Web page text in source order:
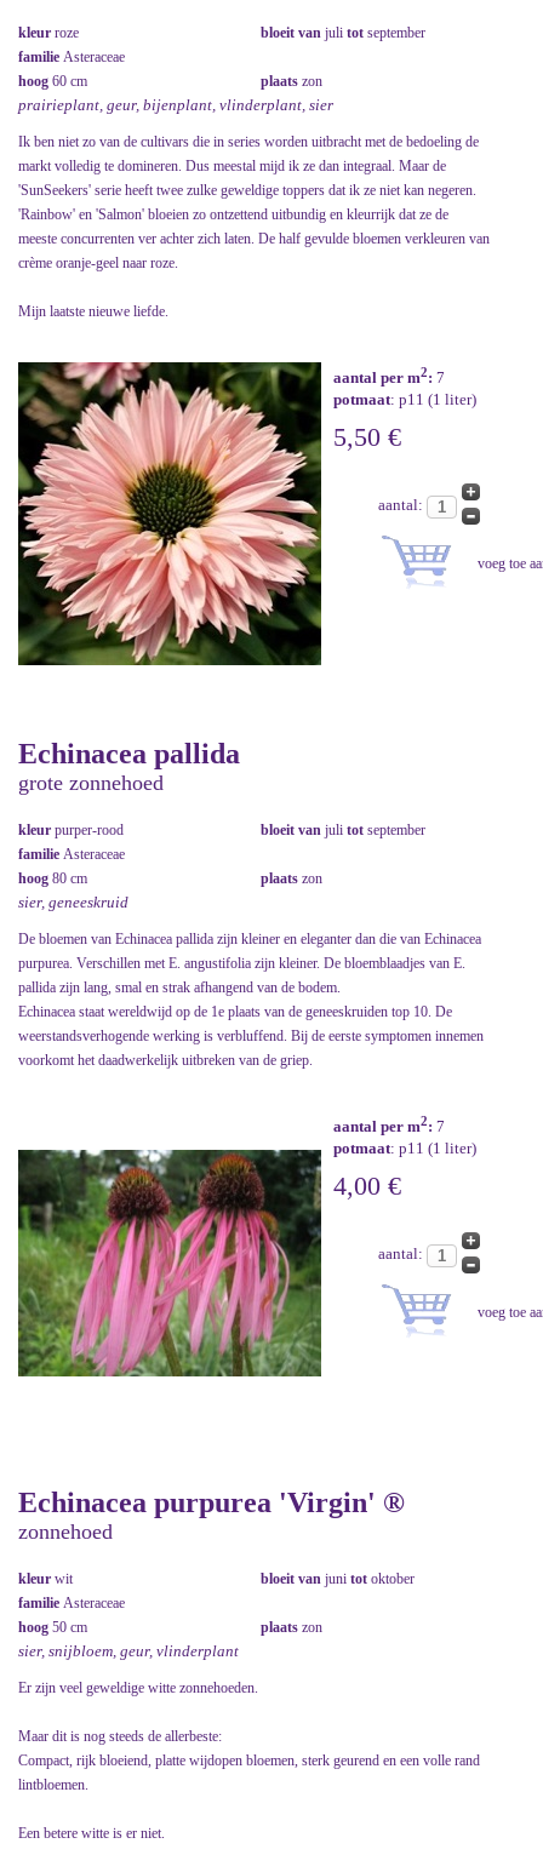
kleur roze bloeit van juli tot september
familie Asteraceae
hoog 60 cm plaats zon
prairieplant, geur, bijenplant, vlinderplant, sier
Ik ben niet zo van de cultivars die in series worden uitbracht met de bedoeling de
markt volledig te domineren. Dus meestal mijd ik ze dan integraal. Maar de
'SunSeekers' serie heeft twee zulke geweldige toppers dat ik ze niet kan negeren.
'Rainbow' en 'Salmon' bloeien zo ontzettend uitbundig en kleurrijk dat ze de
meeste concurrenten ver achter zich laten. De half gevulde bloemen verkleuren van
crème oranje-geel naar roze.
Mijn laatste nieuwe liefde.
aantal per m2: 7
potmaat: p11 (1 liter)
5,50 €
aantal:
Echinacea pallida
grote zonnehoed
kleur purper-rood bloeit van juli tot september
familie Asteraceae
hoog 80 cm plaats zon
sier, geneeskruid
De bloemen van Echinacea pallida zijn kleiner en eleganter dan die van Echinacea
purpurea. Verschillen met E. angustifolia zijn kleiner. De bloemblaadjes van E.
pallida zijn lang, smal en strak afhangend van de bodem.
Echinacea staat wereldwijd op de 1e plaats van de geneeskruiden top 10. De
weerstandsverhogende werking is verbluffend. Bij de eerste symptomen innemen
voorkomt het daadwerkelijk uitbreken van de griep.
aantal per m2: 7
potmaat: p11 (1 liter)
4,00 €
aantal:
Echinacea purpurea 'Virgin' ®
zonnehoed
kleur wit bloeit van juni tot oktober
familie Asteraceae
hoog 50 cm plaats zon
sier, snijbloem, geur, vlinderplant
Er zijn veel geweldige witte zonnehoeden.
Maar dit is nog steeds de allerbeste:
Compact, rijk bloeiend, platte wijdopen bloemen, sterk geurend en een volle rand
lintbloemen.
Een betere witte is er niet.